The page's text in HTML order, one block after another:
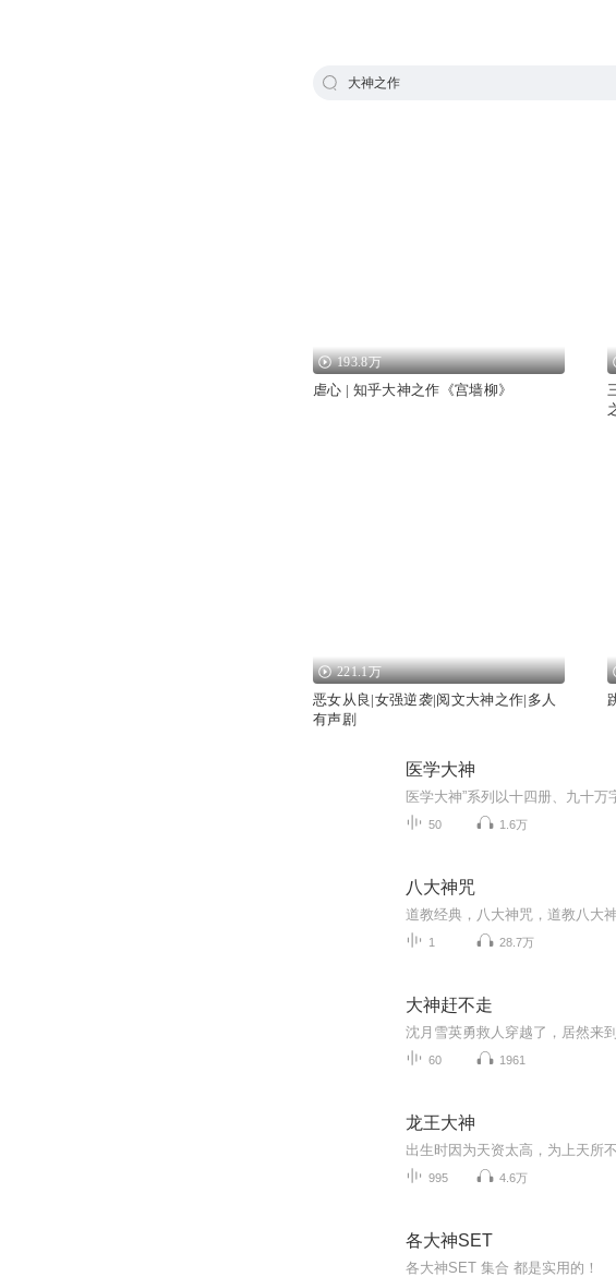
大神之作
193.8万
虐心 | 知乎大神之作《宫墙柳》
221.1万
恶女从良|女强逆袭|阅文大神之作|多人
有声剧
医学大神
50 1.6万
八大神咒
1 28.7万
大神赶不走
60 1961
龙王大神
995 4.6万
各大神SET
各大神SET 集合 都是实用的！